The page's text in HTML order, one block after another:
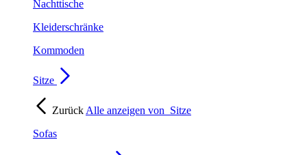
Nachttische
Kleiderschränke
Kommoden
Sitze
Zurück Alle anzeigen von Sitze
Sofas